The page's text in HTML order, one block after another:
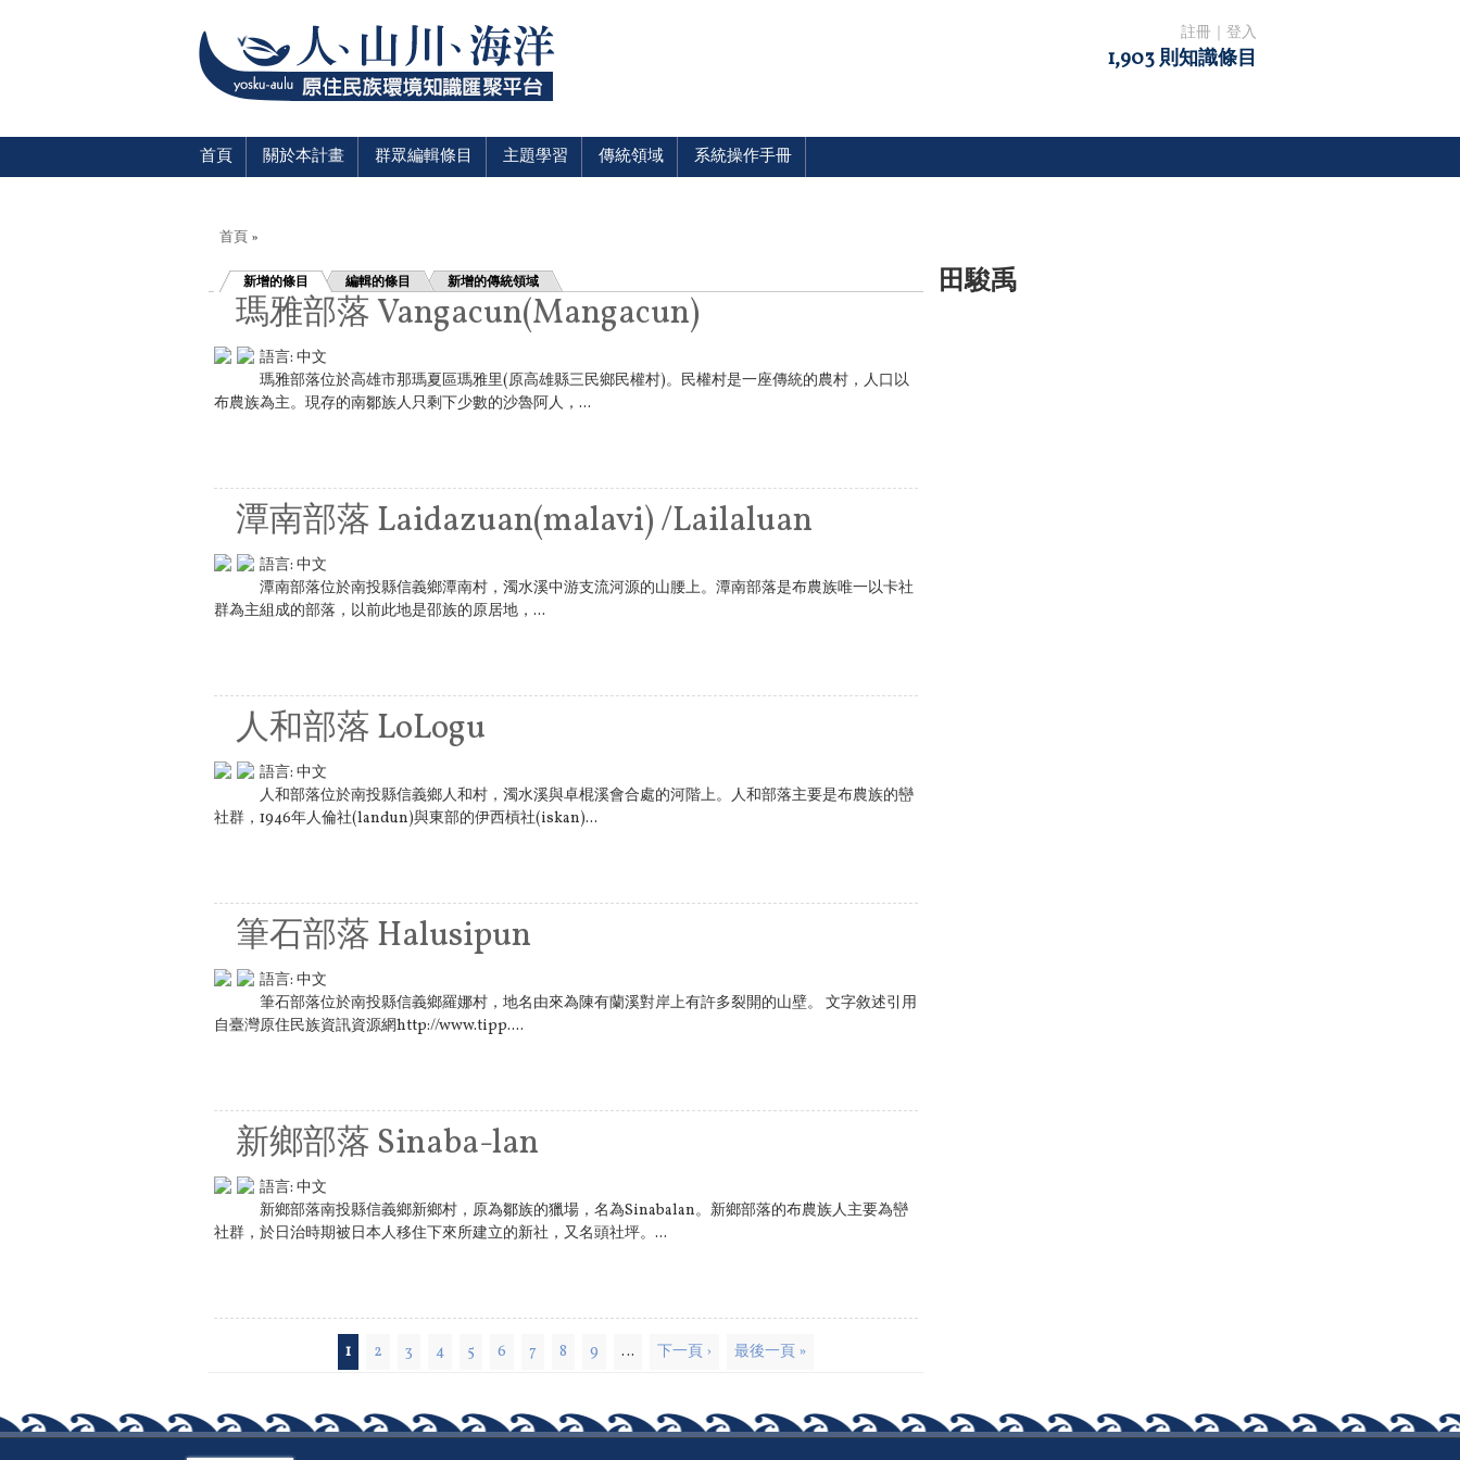
註冊 登入
1,903 則知識條目
首頁 關於本計畫 群眾編輯條目 主題學習 傳統領域 系統操作手冊
您在這裡
首頁 »
新增的條目 編輯的條目 新增的傳統領域
瑪雅部落 Vangacun(Mangacun)
語言: 中文
瑪雅部落位於高雄市那瑪夏區瑪雅里(原高雄縣三民鄉民權村)。民權村是一座傳統的農村，人口以
布農族為主。現存的南鄒族人只剩下少數的沙魯阿人，...
潭南部落 Laidazuan(malavi) /Lailaluan
語言: 中文
潭南部落位於南投縣信義鄉潭南村，濁水溪中游支流河源的山腰上。潭南部落是布農族唯一以卡社
群為主組成的部落，以前此地是邵族的原居地，...
人和部落 LoLogu
語言: 中文
人和部落位於南投縣信義鄉人和村，濁水溪與卓棍溪會合處的河階上。人和部落主要是布農族的巒
社群，1946年人倫社(landun)與東部的伊西槓社(iskan)...
筆石部落 Halusipun
語言: 中文
筆石部落位於南投縣信義鄉羅娜村，地名由來為陳有蘭溪對岸上有許多裂開的山壁。 文字敘述引用
自臺灣原住民族資訊資源網http://www.tipp....
新鄉部落 Sinaba-lan
語言: 中文
新鄉部落南投縣信義鄉新鄉村，原為鄒族的獵場，名為Sinabalan。新鄉部落的布農族人主要為巒
社群，於日治時期被日本人移住下來所建立的新社，又名頭社坪。...
1 2 3 4 5 6 7 8 9 … 下一頁 › 最後一頁 »
田駿禹